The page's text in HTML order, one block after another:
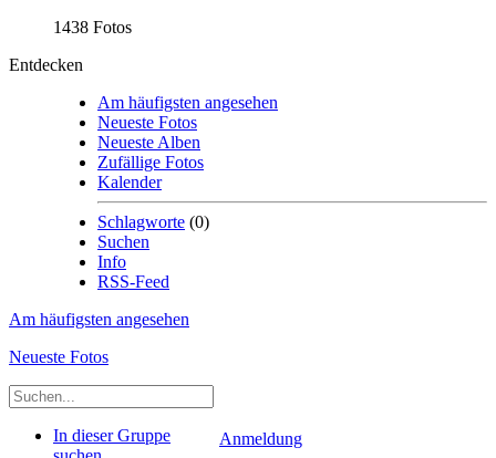
1438 Fotos
Entdecken
Am häufigsten angesehen
Neueste Fotos
Neueste Alben
Zufällige Fotos
Kalender
Schlagworte (0)
Suchen
Info
RSS-Feed
Am häufigsten angesehen
Neueste Fotos
Anmeldung
In dieser Gruppe